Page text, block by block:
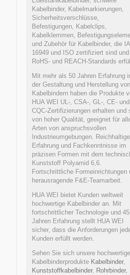
Kabelbinder, Kabelmarkierungen,
Sicherheitsverschlüsse,
Befestigungen, Kabelclips,
Kabelklemmen,
und Zubehör für Kabelbinder, die
16949 und ISO zertifiziert sind
RoHS- und REACH-Standards
Mit mehr als 50 Jahren Erfahrung
der Gestaltung und Herstellung von
Kabelbindern haben die Produkte
HUA WEI UL-, CSA-, GL-, CE- und
CQC-Zertifizierungen erhalten und
von hoher Qualität, geeignet für
Arten von anspruchsvollen
Industrieumgebungen. Reichhaltige
Erfahrung und Fachkenntnisse im
präzisen Formen mit dem
Kunststoff Polyamid 6,6.
Fortschrittliche Formeinrichtungen
herausragende F&E-Teamarbeit.
HUA WEI bietet Kunden weltweit
hochwertige Kabelbinder an. Mit
fortschrittlicher Technologie und 45
Jahren Erfahrung stellt HUA WEI
sicher, dass die Anforderungen
Kunden erfüllt werden.
Sehen Sie sich unsere
Kabelbinderprodukte Kabelbinder,
Kunststoffkabelbinder, Rohrbinder,